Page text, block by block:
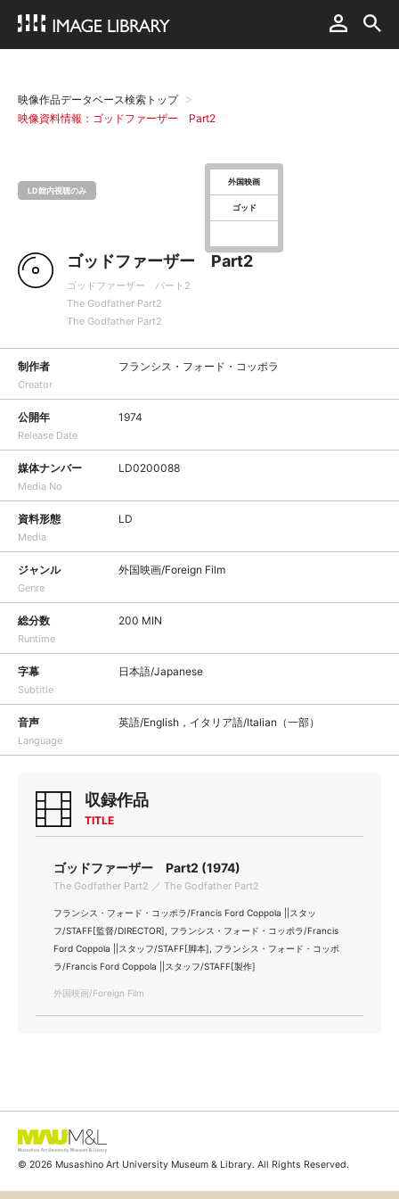
映像作品データベース検索トップ
映像資料情報：ゴッドファーザー Part2
LD館内視聴のみ
外国映画
ゴッド
ゴッドファーザー Part2
ゴッドファーザー パート2
The Godfather Part2
The Godfather Part2
制作者
Creator
フランシス・フォード・コッポラ
公開年
Release Date
1974
媒体ナンバー
Media No
LD0200088
資料形態
Media
LD
ジャンル
Genre
外国映画/Foreign Film
総分数
Runtime
200 MIN
字幕
Subtitle
日本語/Japanese
音声
Language
英語/English，イタリア語/Italian（一部）
収録作品
TITLE
ゴッドファーザー Part2 (1974)
The Godfather Part2 ／ The Godfather Part2
フランシス・フォード・コッポラ/Francis Ford Coppola ||スタッ
フ/STAFF[監督/DIRECTOR], フランシス・フォード・コッポラ/Francis
Ford Coppola ||スタッフ/STAFF[脚本], フランシス・フォード・コッポ
ラ/Francis Ford Coppola ||スタッフ/STAFF[製作]
外国映画/Foreign Film
© 2026 Musashino Art University Museum & Library. All Rights Reserved.